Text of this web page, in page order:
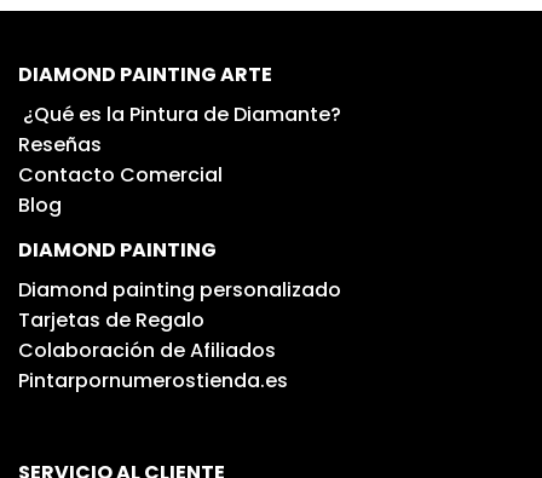
DIAMOND PAINTING ARTE
¿Qué es la Pintura de Diamante?
Reseñas
Contacto Comercial
Blog
DIAMOND PAINTING
Diamond painting personalizado
Tarjetas de Regalo
Colaboración de Afiliados
Pintarpornumerostienda.es